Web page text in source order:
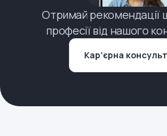
Отримай рекомендації
професії від нашого
Кар’єрна